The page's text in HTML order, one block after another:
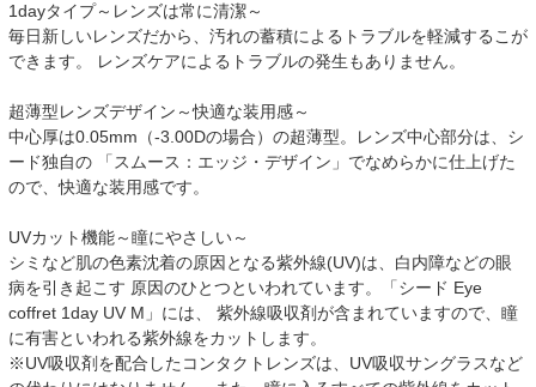
1dayタイプ～レンズは常に清潔～
毎日新しいレンズだから、汚れの蓄積によるトラブルを軽減するこが
できます。 レンズケアによるトラブルの発生もありません。
超薄型レンズデザイン～快適な装用感～
中心厚は0.05mm（-3.00Dの場合）の超薄型。レンズ中心部分は、シ
ード独自の 「スムース：エッジ・デザイン」でなめらかに仕上げた
ので、快適な装用感です。
UVカット機能～瞳にやさしい～
シミなど肌の色素沈着の原因となる紫外線(UV)は、白内障などの眼
病を引き起こす 原因のひとつといわれています。「シード Eye
coffret 1day UV M」には、 紫外線吸収剤が含まれていますので、瞳
に有害といわれる紫外線をカットします。
※UV吸収剤を配合したコンタクトレンズは、UV吸収サングラスなど